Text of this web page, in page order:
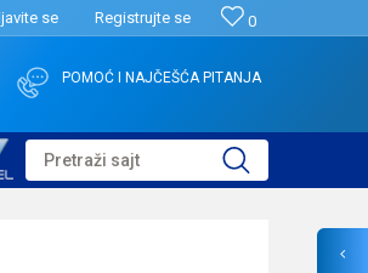
0
se Registrujte se
POMOĆ I NAJČEŠĆA PITANJA
Pretraži sajt